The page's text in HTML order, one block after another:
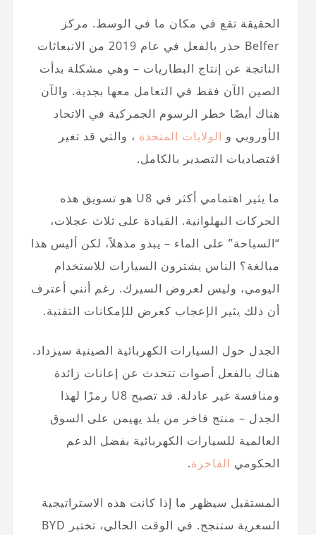
الحقيقة تقع في مكان ما في الوسط. مركز
Belfer حذر بالفعل في عام 2019 من الانبعاثات
الناتجة عن إنتاج البطاريات – وهي مشكلة بدأت
الصين الآن فقط في التعامل معها بجدية. والآن
هناك أيضًا خطر الرسوم الجمركية في الاتحاد
الأوروبي و الولايات المتحدة ، والتي قد تغير
اقتصاديات التصدير بالكامل.
ما يثير اهتمامي أكثر في U8 هو تسويق هذه
الحركات البهلوانية. القيادة على ثلاث عجلات،
“السباحة” على الماء – يبدو مذهلاً، لكن أليس هذا
مبالغة؟ الناس يشترون السيارات للاستخدام
اليومي، وليس لعروض السيرك. رغم أنني أعترف
أن ذلك يثير الإعجاب كعرض للإمكانات التقنية.
الجدل حول السيارات الكهربائية الصينية سيزداد.
هناك بالفعل أصوات تتحدث عن إعانات زائدة
ومنافسة غير عادلة. قد تصبح U8 رمزًا لهذا
الجدل – منتج فاخر من بلد يهيمن على السوق
العالمية للسيارات الكهربائية بفضل الدعم
الحكومي الفاخرة.
المستقبل سيظهر ما إذا كانت هذه الاستراتيجية
السعرية ستنجح. في الوقت الحالي، تختبر BYD